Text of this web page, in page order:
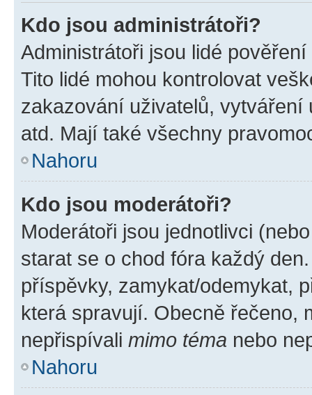
Kdo jsou administrátoři?
Administrátoři jsou lidé
Tito lidé mohou kontrolovat
zakazování uživatelů,
atd. Mají také všechny
Nahoru
Kdo jsou moderátoři?
Moderátoři jsou jednotlivci
starat se o chod fóra každý
příspěvky, zamykat/odemykat,
která spravují. Obecně řečeno,
nepřispívali mimo téma nebo
Nahoru